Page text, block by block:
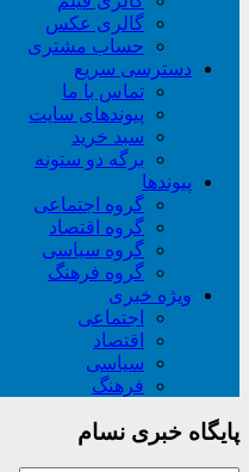
گالری عکس
حساب مشتری
دسترسی سریع
تماس با ما
پیوندهای سایت
سبد خريد
برگه دو ستونه
پیوندها
گروه اجتماعی
گروه اقتصاد
گروه سیاسی
گروه فرهنگ
ویژه خبری
اجتماعی
اقتصاد
سیاسی
فرهنگ
پایگاه خبری نسام